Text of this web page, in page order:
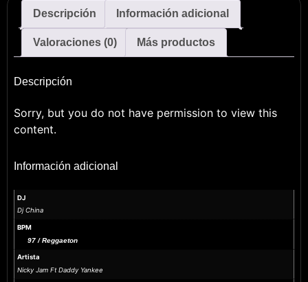
Descripción Información adicional
Valoraciones (0) Más productos
Descripción
Sorry, but you do not have permission to view this
content.
Información adicional
DJ
Dj China
BPM
97 / Reggaeton
Artista
Nicky Jam Ft Daddy Yankee